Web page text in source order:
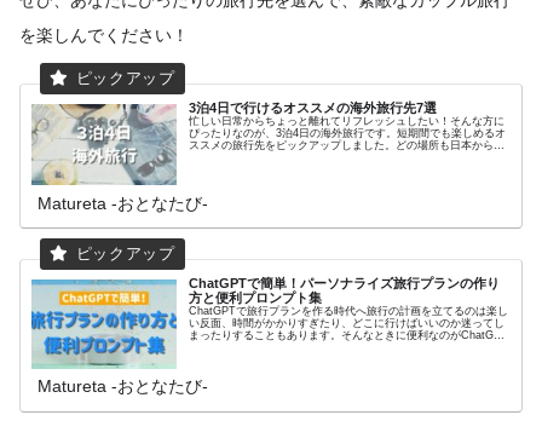
を楽しんでください！
3泊4日で行けるオススメの海外旅行先7選
忙しい日常からちょっと離れてリフレッシュしたい！そんな方に
ぴったりなのが、3泊4日の海外旅行です。短期間でも楽しめるオ
ススメの旅行先をピックアップしました。どの場所も日本からア
Matureta ‐おとなたび‐
ChatGPTで簡単！パーソナライズ旅行プランの作り
方と便利プロンプト集
ChatGPTで旅行プランを作る時代へ旅行の計画を立てるのは楽し
い反面、時間がかかりすぎたり、どこに行けばいいのか迷ってし
まったりすることもあります。そんなときに便利なのがChatGPT
Matureta ‐おとなたび‐